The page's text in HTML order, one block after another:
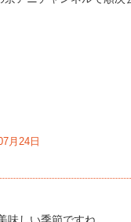
月24日
しい季節ですね。